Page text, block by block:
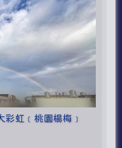
虹﹝桃園楊梅﹞